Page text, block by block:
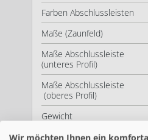
Farben Abschlussleisten
Maße (Zaunfeld)
Maße Abschlussleiste
(unteres Profil)
Maße Abschlussleiste
(oberes Profil)
Gewicht
Produkthinweis
Wir möchten Ihnen ein